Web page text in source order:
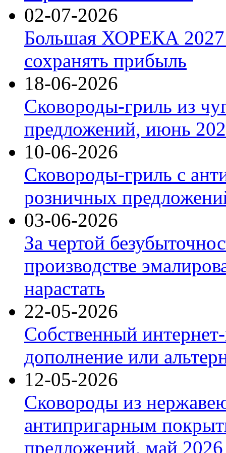
02-07-2026
Большая ХОРЕКА 2027:
сохранять прибыль
18-06-2026
Сковороды-гриль из
предложений, июнь
10-06-2026
Сковороды-гриль с
розничных
03-06-2026
За чертой
производстве
нарастать
22-05-2026
Собственный
дополнение или
12-05-2026
Сковороды из
антипригарным
предложений, май 2026